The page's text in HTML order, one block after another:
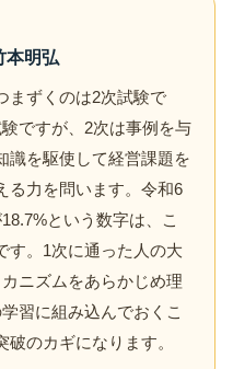
本明弘
まずくのは2次試験で
ですが、2次は事例を与
識を駆使して経営課題を
る力を問います。令和6
という数字は、こ
す。1次に通った人の大
ニズムをあらかじめ理
習に組み込んでおくこ
破のカギになります。